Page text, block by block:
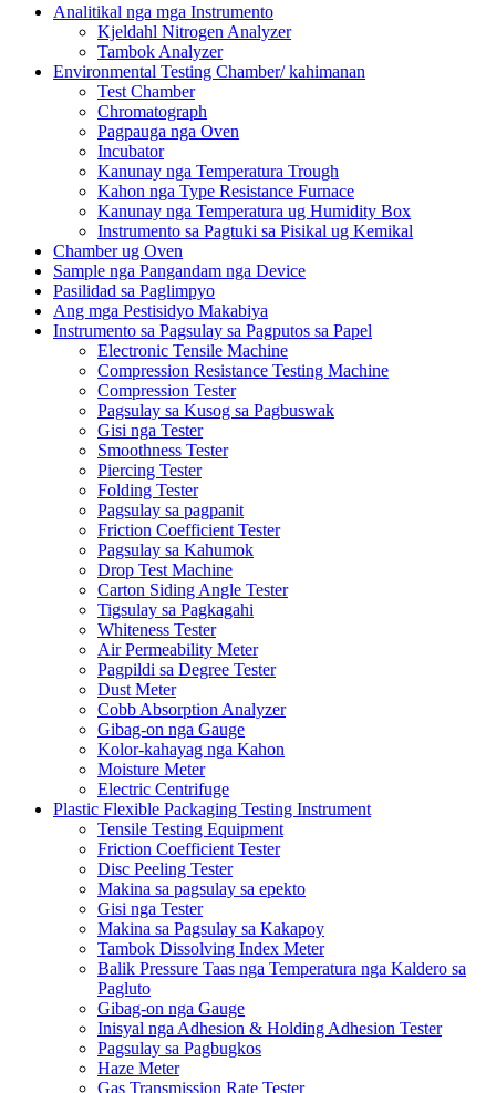
Analitikal nga mga Instrumento
Kjeldahl Nitrogen Analyzer
Tambok Analyzer
Environmental Testing Chamber/ kahimanan
Test Chamber
Chromatograph
Pagpauga nga Oven
Incubator
Kanunay nga Temperatura Trough
Kahon nga Type Resistance Furnace
Kanunay nga Temperatura ug Humidity Box
Instrumento sa Pagtuki sa Pisikal ug Kemikal
Chamber ug Oven
Sample nga Pangandam nga Device
Pasilidad sa Paglimpyo
Ang mga Pestisidyo Makabiya
Instrumento sa Pagsulay sa Pagputos sa Papel
Electronic Tensile Machine
Compression Resistance Testing Machine
Compression Tester
Pagsulay sa Kusog sa Pagbuswak
Gisi nga Tester
Smoothness Tester
Piercing Tester
Folding Tester
Pagsulay sa pagpanit
Friction Coefficient Tester
Pagsulay sa Kahumok
Drop Test Machine
Carton Siding Angle Tester
Tigsulay sa Pagkagahi
Whiteness Tester
Air Permeability Meter
Pagpildi sa Degree Tester
Dust Meter
Cobb Absorption Analyzer
Gibag-on nga Gauge
Kolor-kahayag nga Kahon
Moisture Meter
Electric Centrifuge
Plastic Flexible Packaging Testing Instrument
Tensile Testing Equipment
Friction Coefficient Tester
Disc Peeling Tester
Makina sa pagsulay sa epekto
Gisi nga Tester
Makina sa Pagsulay sa Kakapoy
Tambok Dissolving Index Meter
Balik Pressure Taas nga Temperatura nga Kaldero sa
Pagluto
Gibag-on nga Gauge
Inisyal nga Adhesion & Holding Adhesion Tester
Pagsulay sa Pagbugkos
Haze Meter
Gas Transmission Rate Tester